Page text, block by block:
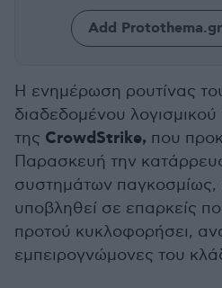
Add
Η ενημέρωση ρουτίνας
διαδεδομένου
της CrowdStrike, που
Παρασκευή την
συστημάτων παγκοσμίως,
υποβληθεί σε επαρκείς
προτού κυκλοφορήσει,
εμπειρογνώμονες του